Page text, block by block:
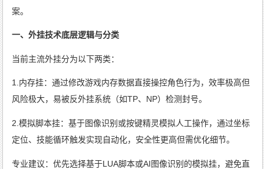
案。
一、外挂技术底层逻辑与分类
当前主流外挂分为以下两类：
1.内存挂：通过修改游戏内存数据直接操控角色行为，效率极高但
风险极大，易被反外挂系统（如TP、NP）检测封号。
2.模拟脚本挂：基于图像识别或按键精灵模拟人工操作，通过坐标
定位、技能循环触发实现自动化，安全性更高但需优化细节。
专业建议：优先选择基于LUA脚本或AI图像识别的模拟挂，避免直